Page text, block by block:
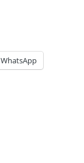
WhatsApp